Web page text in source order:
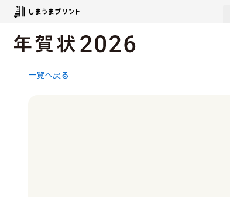
一覧へ戻る